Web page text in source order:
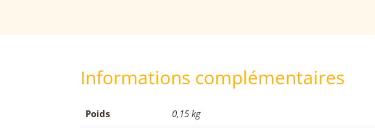
Informations complémentaires
Poids
0,15 kg